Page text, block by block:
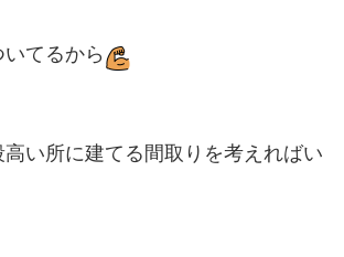
てるから
い所に建てる間取りを考えればい